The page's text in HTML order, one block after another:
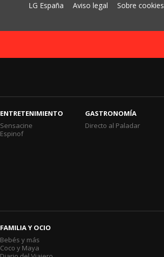
LG España Aviso legal Sobre cookies
ENTRETENIMIENTO
Sensacine
Espinof
GASTRONOMÍA
Directo al Paladar
FAMILIA Y OCIO
Bebés y más
Coco y Maya